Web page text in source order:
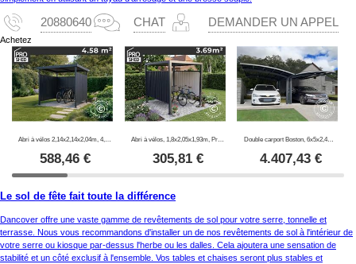
20880640 CHAT DEMANDER UN APPEL
Achetez
Abri à vélos 2,14x2,14x2,04m, 4,57m2, ProShed®, Anthracite
588,46 €
Abri à vélos, 1,8x2,05x1,93m, ProShed®, Anthracite
305,81€
Double carport Boston, 6x5x2,4m, Gris
4.407,43€
Le sol de fête fait toute la différence
Dancover offre une vaste gamme de revêtements de sol pour votre serre, tonnelle et
terrasse. Nous vous recommandons d'installer un de nos revêtements de sol à l'intérieur de
votre serre ou kiosque par-dessus l'herbe ou les dalles. Cela ajoutera une sensation de
stabilité et un côté exclusif à l'ensemble. Vos tables et chaises seront plus stables et